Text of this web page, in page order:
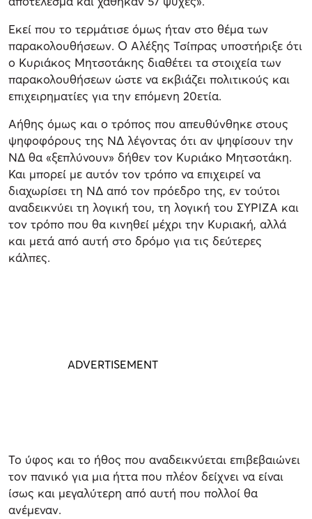
Εκεί που το τερμάτισε όμως ήταν στο θέμα των
παρακολουθήσεων. Ο Αλέξης Τσίπρας υποστήριξε ότι
ο Κυριάκος Μητσοτάκης διαθέτει τα στοιχεία των
παρακολουθήσεων ώστε να εκβιάζει πολιτικούς και
επιχειρηματίες για την επόμενη 20ετία.
Αήθης όμως και ο τρόπος που απευθύνθηκε στους
ψηφοφόρους της ΝΔ λέγοντας ότι αν ψηφίσουν την
ΝΔ θα «ξεπλύνουν» δήθεν τον Κυριάκο Μητσοτάκη.
Και μπορεί με αυτόν τον τρόπο να επιχειρεί να
διαχωρίσει τη ΝΔ από τον πρόεδρο της, εν τούτοι
αναδεικνύει τη λογική του, τη λογική του ΣΥΡΙΖΑ και
τον τρόπο που θα κινηθεί μέχρι την Κυριακή, αλλά
και μετά από αυτή στο δρόμο για τις δεύτερες
κάλπες.
Το ύφος και το ήθος που αναδεικνύεται επιβεβαιώνει
τον πανικό για μια ήττα που πλέον δείχνει να είναι
ίσως και μεγαλύτερη από αυτή που πολλοί θα
ανέμεναν.